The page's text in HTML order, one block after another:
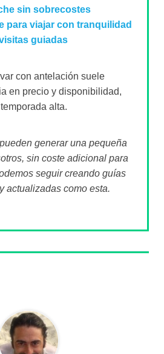
sin sobrecostes
para viajar con tranquilidad
guiadas
con antelación suele
en precio y disponibilidad,
alta.
generar una pequeña
sin coste adicional para
seguir creando guías
actualizadas como esta.